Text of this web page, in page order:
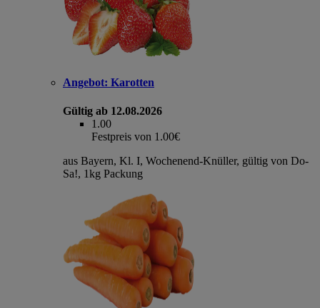
Angebot: Karotten
Gültig ab 12.08.2026
1.00
Festpreis von 1.00€
aus Bayern, Kl. I, Wochenend-Knüller, gültig von Do-
Sa!, 1kg Packung